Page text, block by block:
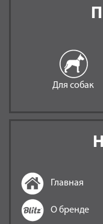
Для собак
Главная
О бренде